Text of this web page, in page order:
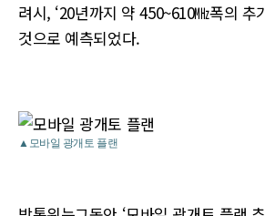
려시, ‘20년까지 약 450~610㎒폭의 추
것으로 예측되었다.
▲모바일 광개토 플랜